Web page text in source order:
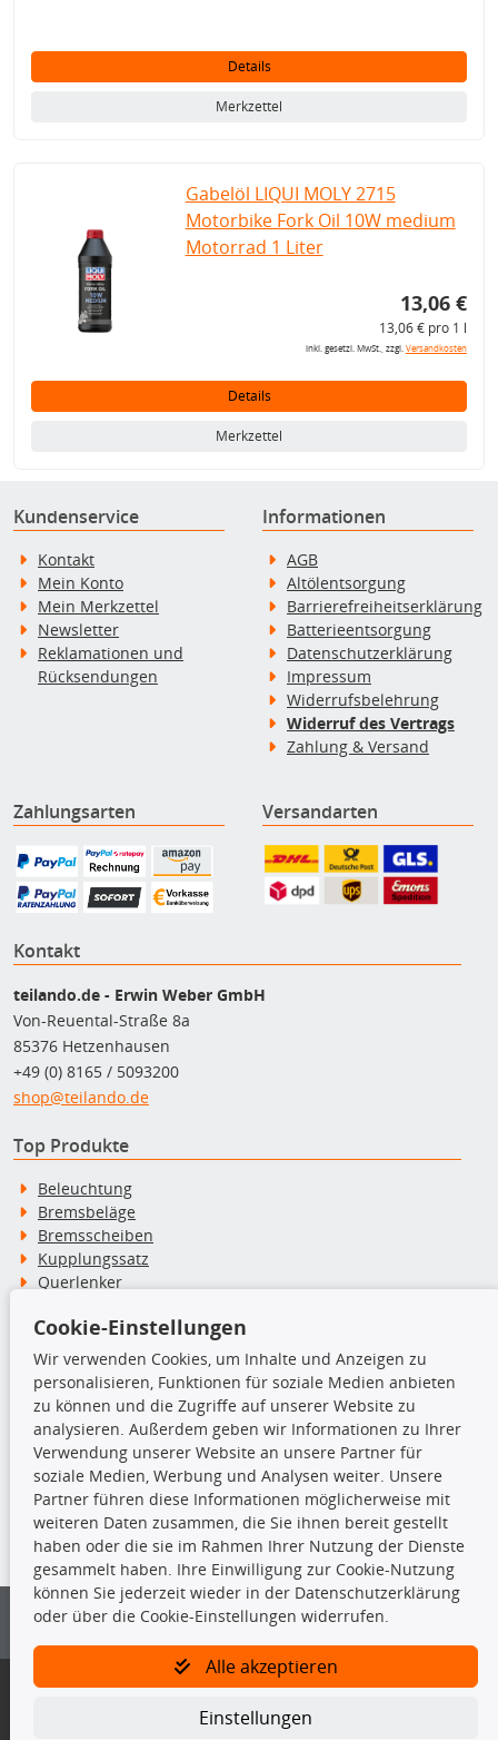
Details
Merkzettel
Gabelöl LIQUI MOLY 2715
Motorbike Fork Oil 10W medium
Motorrad 1 Liter
13,06 €
13,06 € pro 1 l
inkl. gesetzl. MwSt., zzgl.Versandkosten
Details
Merkzettel
Kundenservice
Kontakt
Mein Konto
Mein Merkzettel
Newsletter
Reklamationen und
Rücksendungen
Informationen
AGB
Altölentsorgung
Barrierefreiheitserklärung
Batterieentsorgung
Datenschutzerklärung
Impressum
Widerrufsbelehrung
Widerruf des Vertrags
Zahlung & Versand
Zahlungsarten Versandarten
Kontakt
teilando.de - Erwin Weber GmbH
Von-Reuental-Straße 8a
85376 Hetzenhausen
+49 (0) 8165 / 5093200
shop@teilando.de
Top Produkte
Beleuchtung
Bremsbeläge
Bremsscheiben
Kupplungssatz
Querlenker
Stoßdämpfer
TecDoc Inside
Die hier angezeigten Daten insbesondere die gesamte Datenbank dürfen
nicht kopiert werden.
Es ist zu unterlassen, die Daten oder die gesamte Datenbank ohne
vorherige Zustimmung von TecDoc zu vervielfältigen, zu verbreiten
und/oder diese Handlungen durch Dritte ausführen zu lassen. Ein
Bitte prüfen Sie, ob das über unseren Onlineshop identifizierte Ersatzteil
Gegebenenfalls sind ergänzende Informationen notwendig, um
Cookie-Einstellungen
Wir verwenden Cookies, um Inhalte und Anzeigen zu
personalisieren, Funktionen für soziale Medien anbieten
zu können und die Zugriffe auf unserer Website zu
analysieren. Außerdem geben wir Informationen zu Ihrer
Verwendung unserer Website an unsere Partner für
soziale Medien, Werbung und Analysen weiter. Unsere
Partner führen diese Informationen möglicherweise mit
weiteren Daten zusammen, die Sie ihnen bereit gestellt
haben oder die sie im Rahmen Ihrer Nutzung der Dienste
gesammelt haben. Ihre Einwilligung zur Cookie-Nutzung
können Sie jederzeit wieder in der Datenschutzerklärung
oder über die Cookie-Einstellungen widerrufen.
Alle akzeptieren
Einstellungen